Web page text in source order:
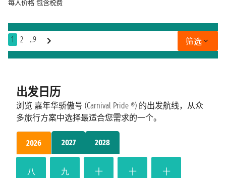
每人价格 包含税费
1 2 ..9 筛选
出发日历
浏览 嘉年华骄傲号 (Carnival Pride ®) 的出发航线，从众
多旅行方案中选择最适合您需求的一个。
2026 2027 2028
八
九
十
十
十